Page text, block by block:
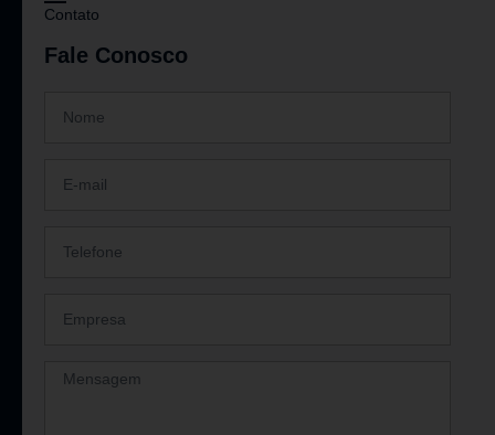
Contato
Fale Conosco